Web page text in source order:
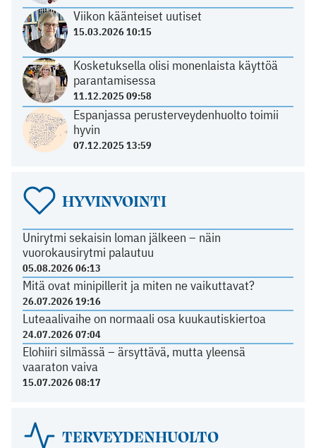
Viikon käänteiset uutiset
15.03.2026 10:15
Kosketuksella olisi monenlaista käyttöä
parantamisessa
11.12.2025 09:58
Espanjassa perusterveydenhuolto toimii
hyvin
07.12.2025 13:59
HYVINVOINTI
Unirytmi sekaisin loman jälkeen – näin
vuorokausirytmi palautuu
05.08.2026 06:13
Mitä ovat minipillerit ja miten ne vaikuttavat?
26.07.2026 19:16
Luteaalivaihe on normaali osa kuukautiskiertoa
24.07.2026 07:04
Elohiiri silmässä – ärsyttävä, mutta yleensä
vaaraton vaiva
15.07.2026 08:17
TERVEYDENHUOLTO